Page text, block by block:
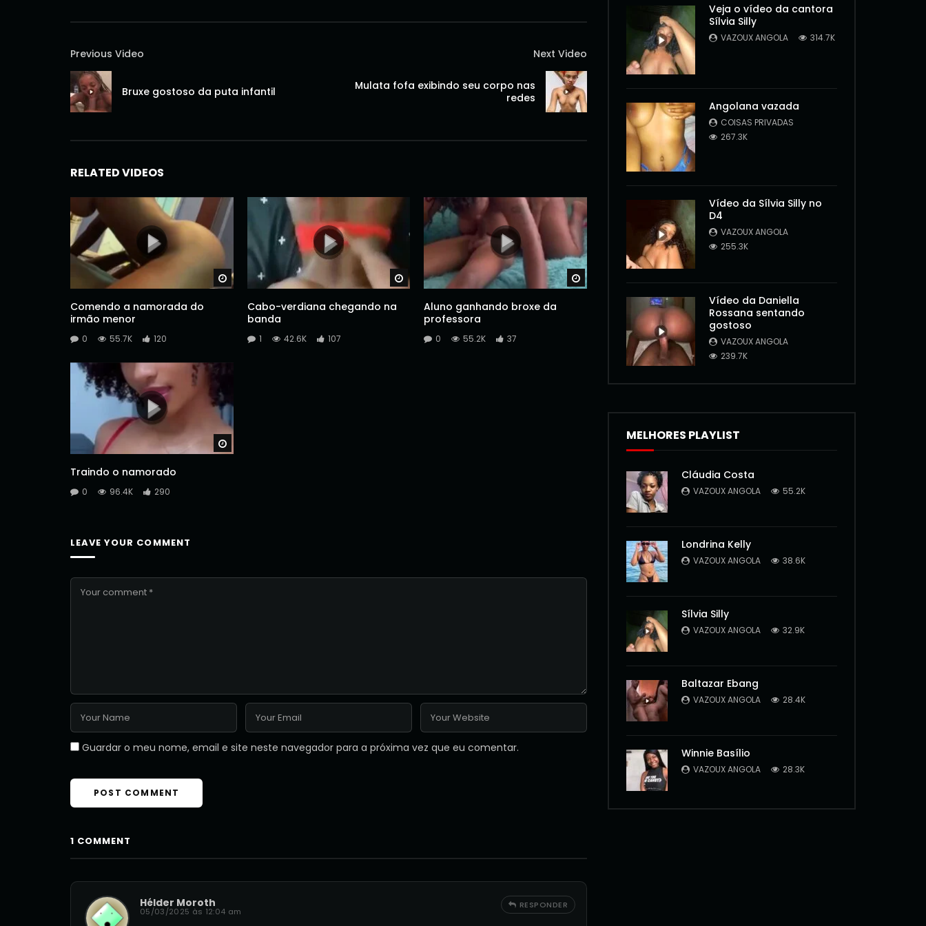
Previous Video
Bruxe gostoso da puta infantil
Next Video
Mulata fofa exibindo seu corpo nas
redes
RELATED VIDEOS
Watch Later
Comendo a namorada do
irmão menor
0 55.7K 120
Watch Later
Cabo-verdiana chegando na
banda
1 42.6K 107
Watch Later
Aluno ganhando broxe da
professora
0 55.2K 37
Traindo o namorado
0 96.4K 290
LEAVE YOUR COMMENT
Guardar o meu nome, email e site neste navegador para a próxima vez que eu comentar.
1 COMMENT
Hélder Moroth
05/03/2025 às 12:04 am
RESPONDER
Veja o vídeo da cantora
Sílvia Silly
VAZOUX ANGOLA 314.7K
Angolana vazada
COISAS PRIVADAS
267.3K
Vídeo da Sílvia Silly no
D4
VAZOUX ANGOLA
255.3K
Vídeo da Daniella
Rossana sentando
gostoso
VAZOUX ANGOLA
239.7K
MELHORES PLAYLIST
Cláudia Costa
VAZOUX ANGOLA 55.2K
Londrina Kelly
VAZOUX ANGOLA 38.6K
Sílvia Silly
VAZOUX ANGOLA 32.9K
Baltazar Ebang
VAZOUX ANGOLA 28.4K
Winnie Basílio
VAZOUX ANGOLA 28.3K